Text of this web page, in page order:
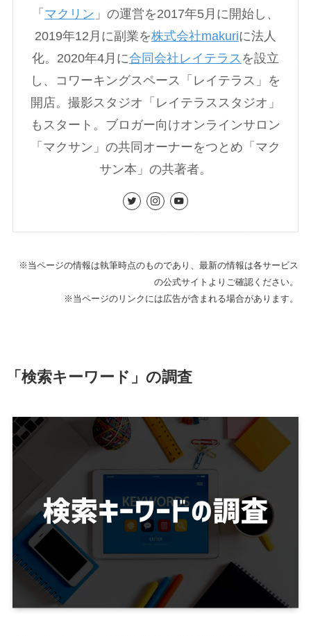
「 マクリン 」の運営を2017年5月に開始し、
2019年12月に副業を株式会社makuriに法人
化。2020年4月に合同会社レイテラス を設立
し、コワーキングスペース「レイテラス」を
開店。撮影スタジオ「レイテラススタジオ」
もスタート。ブロガー向けオンラインサロン
「マクサン」の共同オーナーをつとめ「マク
サン本」の共著者。
※当ページの情報は執筆時点のものであり、最新の情報は各サービス
の公式サイトよりご確認ください。
※当ページのリンクには広告が含まれる場合があります。
「検索キーワード」の調査